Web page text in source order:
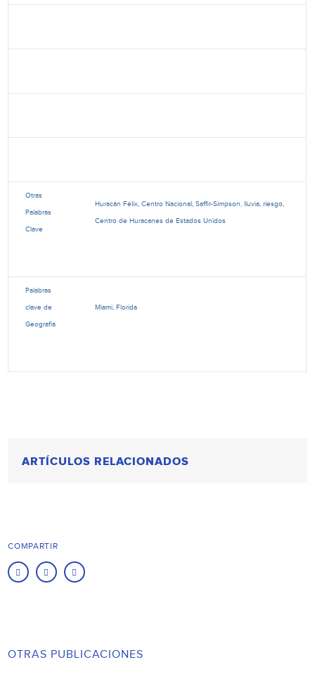
Otras
Palabras
Clave
Huracán Félix, Centro Nacional, Saffir-Simpson, lluvia, riesgo,
Centro de Huracanes de Estados Unidos
Palabras
clave de
Geografía
Miami, Florida
ARTÍCULOS RELACIONADOS
COMPARTIR
OTRAS PUBLICACIONES